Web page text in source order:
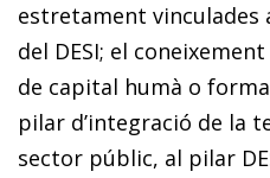
estretament
del DESI; el
de capital humà o
pilar d’integració de la
sector públic, al pilar